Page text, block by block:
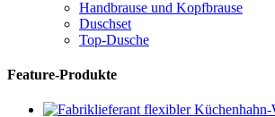
Handbrause und Kopfbrause
Duschset
Top-Dusche
Feature-Produkte